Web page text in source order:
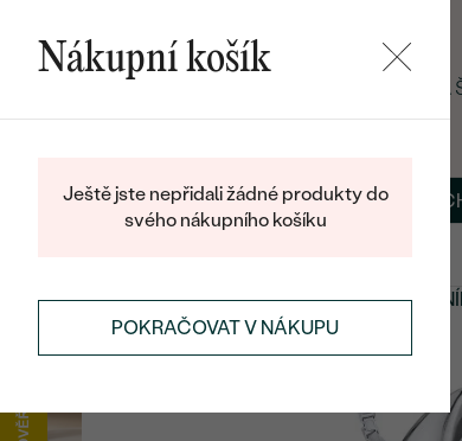
LETNÍ BLACK FRIDAY: −25 %
BLOGŠPERKY NA MÍRU DOMLUVIT SI
PŘÍVĚSKY A NÁHRDELNÍKYPŘÍVĚSKY A
Nákupní košík
Ještě jste nepřidali žádné produkty do
svého nákupního košíku
POKRAČOVAT V NÁKUPU